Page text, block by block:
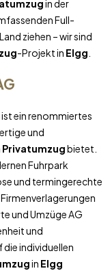
in der
Full-
ziehen – wir sind
-Projekt in Elgg
ist ein renommiertes
und
Privatumzugbietet.
Fuhrpark
und termingerechte
, Firmenverlagerungen
und Umzüge AG
und
individuellen
in Elgg